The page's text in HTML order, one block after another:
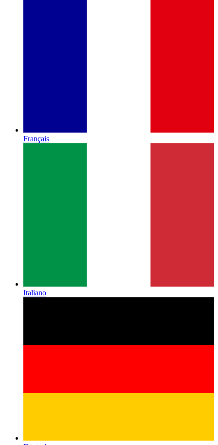
Français
Italiano